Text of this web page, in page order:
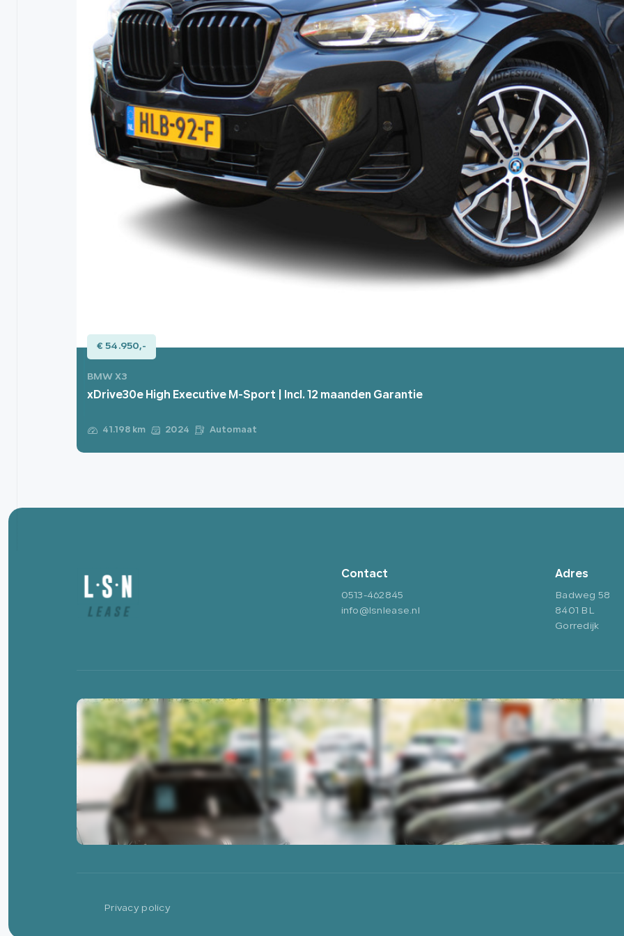
€ 54.950,-
BMW X3
xDrive30e High Executive M-Sport | Incl. 12 maanden Garantie
41.198 km 2024 Automaat
Contact
0513-462845
info@lsnlease.nl
Adres
Badweg 58
8401 BL
Gorredijk
Privacy policy